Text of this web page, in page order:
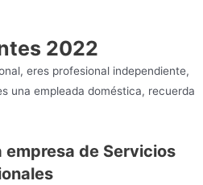
2022
eres profesional independiente,
una empleada doméstica, recuerda
empresa de Servicios